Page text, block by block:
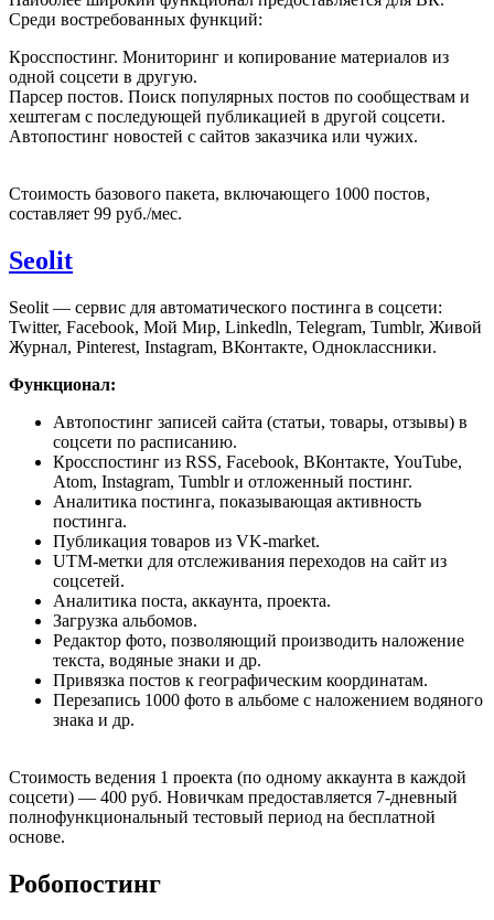
Среди востребованных функций:
Кросспостинг. Мониторинг и копирование материалов из
одной соцсети в другую.
Парсер постов. Поиск популярных постов по сообществам и
хештегам с последующей публикацией в другой соцсети.
Автопостинг новостей с сайтов заказчика или чужих.
Стоимость базового пакета, включающего 1000 постов,
составляет 99 руб./мес.
Seolit
Seolit — сервис для автоматического постинга в соцсети:
Twitter, Facebook, Мой Мир, Linkedln, Telegram, Tumblr, Живой
Журнал, Pinterest, Instagram, ВКонтакте, Одноклассники.
Функционал:
Автопостинг записей сайта (статьи, товары, отзывы) в
соцсети по расписанию.
Кросспостинг из RSS, Facebook, ВКонтакте, YouTube,
Atom, Instagram, Tumblr и отложенный постинг.
Аналитика постинга, показывающая активность
постинга.
Публикация товаров из VK-market.
UTM-метки для отслеживания переходов на сайт из
соцсетей.
Аналитика поста, аккаунта, проекта.
Загрузка альбомов.
Редактор фото, позволяющий производить наложение
текста, водяные знаки и др.
Привязка постов к географическим координатам.
Перезапись 1000 фото в альбоме с наложением водяного
знака и др.
Стоимость ведения 1 проекта (по одному аккаунта в каждой
соцсети) — 400 руб. Новичкам предоставляется 7-дневный
полнофункциональный тестовый период на бесплатной
основе.
Робопостинг